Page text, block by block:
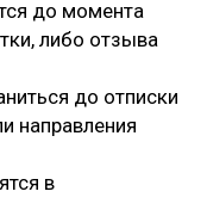
до момента
либо отзыва
до отписки
направления
в